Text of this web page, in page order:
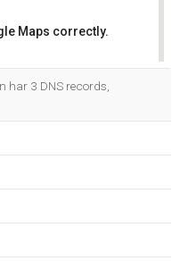
Maps correctly.
har 3 DNS records,